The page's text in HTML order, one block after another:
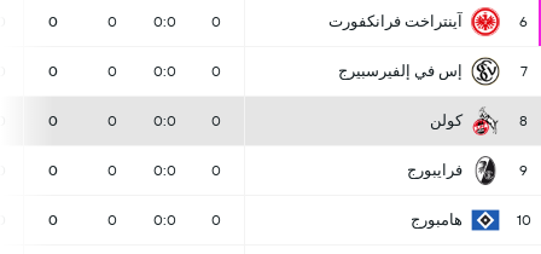
6 آينتراخت فرانكفورت 0
0:0
0
0
7 إس في إلفيرسبيرج 0
0:0
0
0
8 كولن 0
0:0
0
0
9 فرايبورج 0
0:0
0
0
10 هامبورج 0
0:0
0
0